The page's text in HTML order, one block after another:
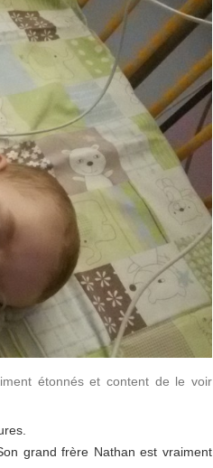
étonnés et content de le voir
grand frère Nathan est vraiment